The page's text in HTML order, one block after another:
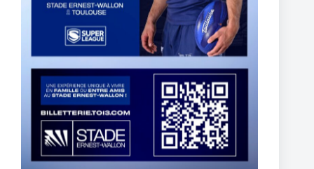
TOULOUSE OLYMPIQUE SIGN ETHAN QUAI-WARD